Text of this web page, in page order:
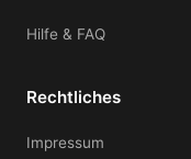
Hilfe & FAQ
Rechtliches
Impressum